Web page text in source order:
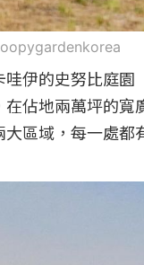
哇伊的史努比庭
佔地兩萬坪的寬
區域，每一處都